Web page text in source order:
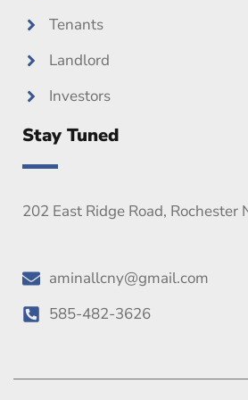
Tenants
Landlord
Investors
Stay Tuned
202 East Ridge Road, Rochester
aminallcny@gmail.com
585-482-3626